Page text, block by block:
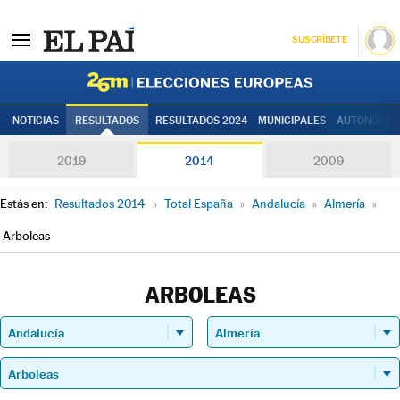
SUSCRÍBETE
NOTICIAS RESULTADOS RESULTADOS 2024 MUNICIPALES
2019 2014 2009
Estás en: Resultados 2014 » Total España » Andalucía » Almería »
Arboleas
ARBOLEAS